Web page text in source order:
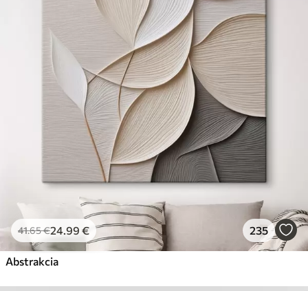
41.65€24.99 € 235
Abstrakcia